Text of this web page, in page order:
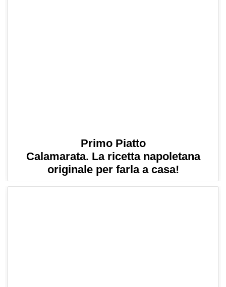
Primo Piatto
Calamarata. La ricetta napoletana
originale per farla a casa!